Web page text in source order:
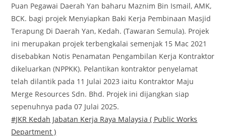
Puan Pegawai Daerah Yan baharu Maznim Bin Ismail, AMK,
BCK. bagi projek Menyiapkan Baki Kerja Pembinaan Masjid
Terapung Di Daerah Yan, Kedah. (Tawaran Semula). Projek
ini merupakan projek terbengkalai semenjak 15 Mac 2021
disebabkan Notis Penamatan Pengambilan Kerja Kontraktor
dikeluarkan (NPPKK). Pelantikan kontraktor penyelamat
telah dilantik pada 11 Julai 2023 iaitu Kontraktor Maju
Merge Resources Sdn. Bhd. Projek ini dijangkan siap
sepenuhnya pada 07 Julai 2025.
#JKR Kedah Jabatan Kerja Raya Malaysia ( Public Works
Department )